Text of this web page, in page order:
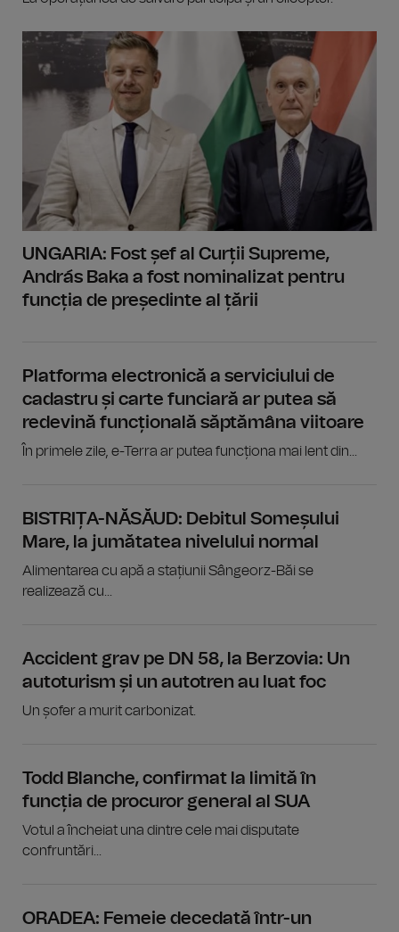
UNGARIA: Fost șef al Curții Supreme,
András Baka a fost nominalizat pentru
funcția de președinte al țării
Platforma electronică a serviciului de
cadastru și carte funciară ar putea să
redevină funcțională săptămâna viitoare
În primele zile, e-Terra ar putea funcționa mai lent din...
BISTRIȚA-NĂSĂUD: Debitul Someșului
Mare, la jumătatea nivelului normal
Alimentarea cu apă a stațiunii Sângeorz-Băi se
realizează cu...
Accident grav pe DN 58, la Berzovia: Un
autoturism și un autotren au luat foc
Un șofer a murit carbonizat.
Todd Blanche, confirmat la limită în
funcția de procuror general al SUA
Votul a încheiat una dintre cele mai disputate
confruntări...
ORADEA: Femeie decedată într-un